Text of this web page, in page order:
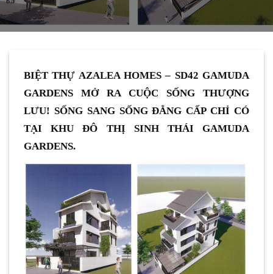
BIỆT THỰ AZALEA HOMES – SD42 GAMUDA
GARDENS MỞ RA CUỘC SỐNG THƯỢNG
LƯU! SỐNG SANG SỐNG ĐẲNG CẤP CHỈ CÓ
TẠI KHU ĐÔ THỊ SINH THÁI GAMUDA
GARDENS.